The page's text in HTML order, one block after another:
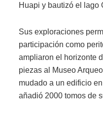
Huapi y bautizó el lago
Sus exploraciones
participación como
ampliaron el horizonte
piezas al Museo
mudado a un edificio
añadió 2000 tomos de